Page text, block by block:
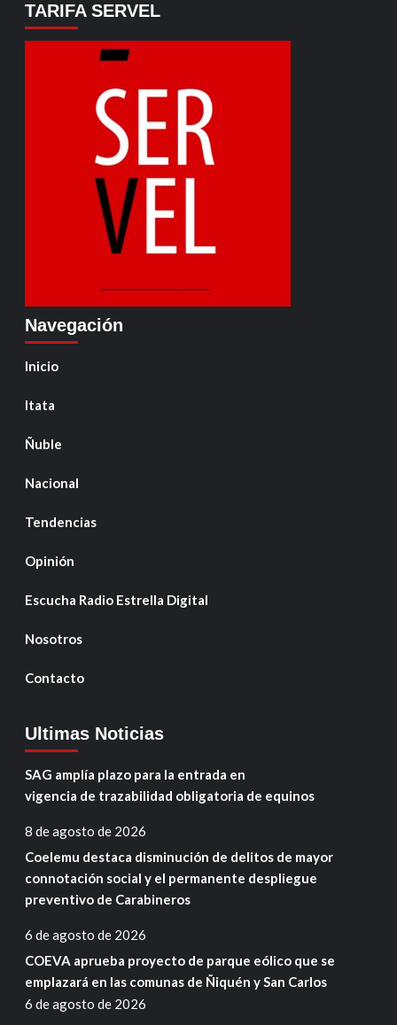
TARIFA SERVEL
Navegación
Inicio
Itata
Ñuble
Nacional
Tendencias
Opinión
Escucha Radio Estrella Digital
Nosotros
Contacto
Ultimas Noticias
SAG amplía plazo para la entrada en
vigencia de trazabilidad obligatoria de equinos
8 de agosto de 2026
Coelemu destaca disminución de delitos de mayor
connotación social y el permanente despliegue
preventivo de Carabineros
6 de agosto de 2026
COEVA aprueba proyecto de parque eólico que se
emplazará en las comunas de Ñiquén y San Carlos
6 de agosto de 2026